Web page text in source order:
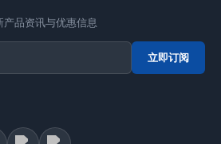
品资讯与优惠信息
立即订阅